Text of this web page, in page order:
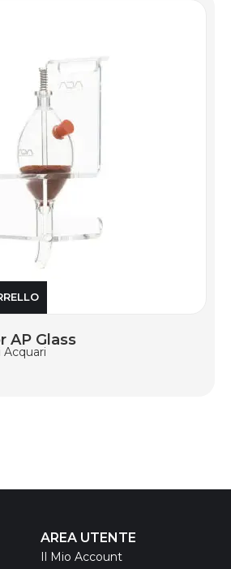
AP Glass
Acquari
AREA UTENTE
Il Mio Account